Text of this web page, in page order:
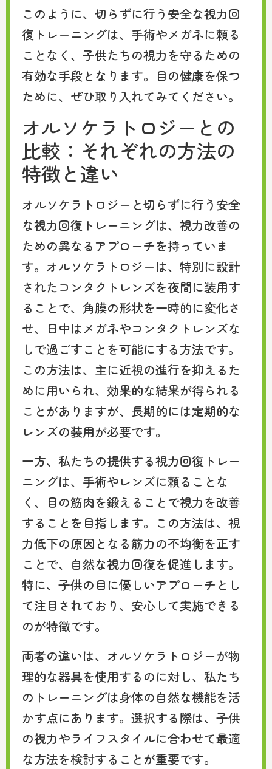
このように、切らずに行う安全な視力回
復トレーニングは、手術やメガネに頼る
ことなく、子供たちの視力を守るための
有効な手段となります。目の健康を保つ
ために、ぜひ取り入れてみてください。
オルソケラトロジーとの
比較：それぞれの方法の
特徴と違い
オルソケラトロジーと切らずに行う安全
な視力回復トレーニングは、視力改善の
ための異なるアプローチを持っていま
す。オルソケラトロジーは、特別に設計
されたコンタクトレンズを夜間に装用す
ることで、角膜の形状を一時的に変化さ
せ、日中はメガネやコンタクトレンズな
しで過ごすことを可能にする方法です。
この方法は、主に近視の進行を抑えるた
めに用いられ、効果的な結果が得られる
ことがありますが、長期的には定期的な
レンズの装用が必要です。
一方、私たちの提供する視力回復トレー
ニングは、手術やレンズに頼ることな
く、目の筋肉を鍛えることで視力を改善
することを目指します。この方法は、視
力低下の原因となる筋力の不均衡を正す
ことで、自然な視力回復を促進します。
特に、子供の目に優しいアプローチとし
て注目されており、安心して実施できる
のが特徴です。
両者の違いは、オルソケラトロジーが物
理的な器具を使用するのに対し、私たち
のトレーニングは身体の自然な機能を活
かす点にあります。選択する際は、子供
の視力やライフスタイルに合わせて最適
な方法を検討することが重要です。